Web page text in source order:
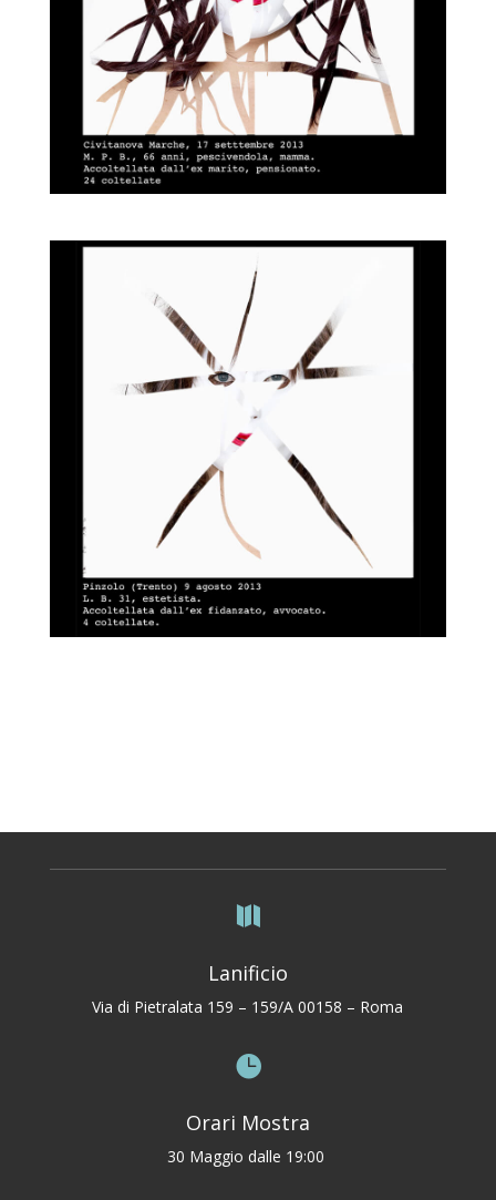

Lanificio
Via di Pietralata 159 – 159/A 00158 – Roma

Orari Mostra
30 Maggio dalle 19:00